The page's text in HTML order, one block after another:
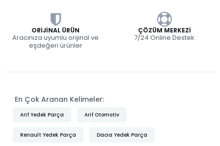
ORIJINAL ÜRÜN
Aracınıza uyumlu orijinal ve
eşdeğeri ürünler
ÇÖZÜM MERKEZI
7/24 Online Destek
En Çok Aranan Kelimeler:
Arif Yedek Parça Arif Otomotiv
Renault Yedek Parça Dacia Yedek Parça